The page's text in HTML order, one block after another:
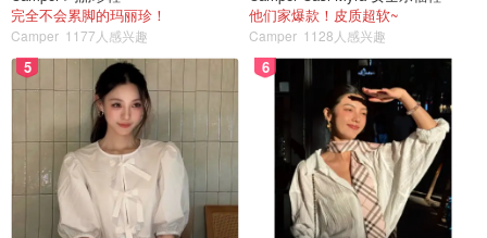
完全不会累脚的玛丽珍！
Camper 1177人感兴趣
他们家爆款！皮质超软~
Camper 1128人感兴趣
5 6